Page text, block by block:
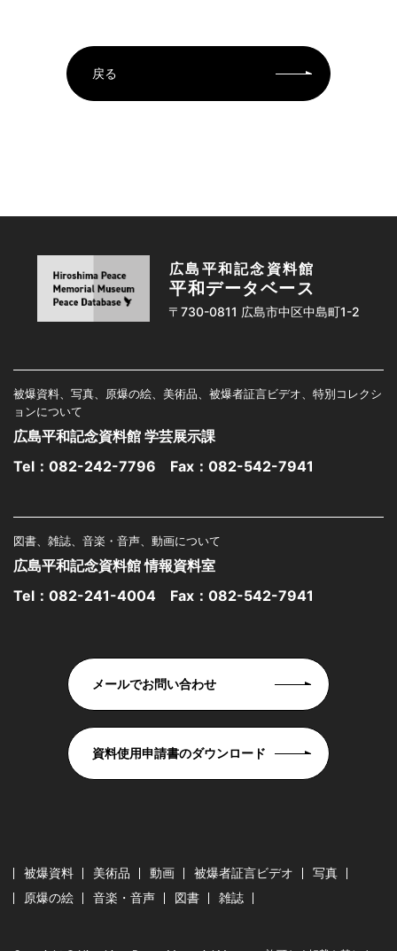
戻る
広島平和記念資料館
平和データベース
〒730-0811 広島市中区中島町1-2
被爆資料、写真、原爆の絵、美術品、被爆者証言ビデオ、特別コレクシ
ョンについて
広島平和記念資料館 学芸展示課
Tel： 082-242-7796 Fax：082-542-7941
図書、雑誌、音楽・音声、動画について
広島平和記念資料館 情報資料室
Tel： 082-241-4004 Fax：082-542-7941
メールでお問い合わせ
資料使用申請書のダウンロード
被爆資料 美術品 動画 被爆者証言ビデオ
写真
原爆の絵
音楽・音声 図書 雑誌